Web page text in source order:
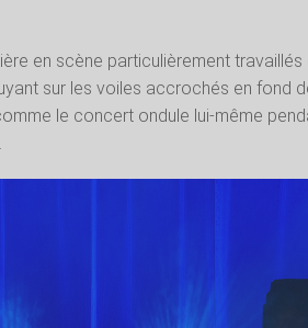
en scène particulièrement
sur les voiles accrochés en fond
le concert ondule lui-même